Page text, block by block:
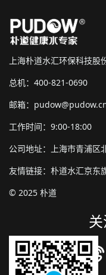
上海朴道水汇环保科技股
总机：400-821-0690
邮箱：
工作时间：9:00-18:00
公司地址：上海市青浦区
友情链接： 朴道水汇京东
© 2025 朴道